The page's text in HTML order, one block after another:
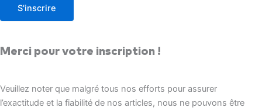
S'inscrire
Merci pour votre inscription !
Veuillez noter que malgré tous nos efforts pour assurer
l’exactitude et la fiabilité de nos articles, nous ne pouvons être